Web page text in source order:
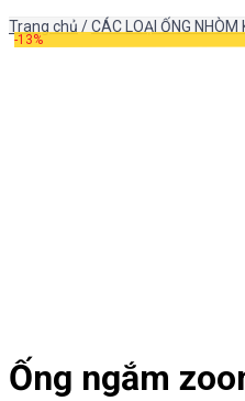
Trang chủ /CÁC LOẠI ỐNG NHÒM
-13%
Ống ngắm